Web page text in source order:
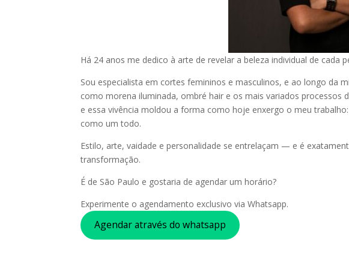
Há 24 anos me dedico à arte de revelar a beleza individual de cada
Sou especialista em cortes femininos e masculinos, e ao longo da
como morena iluminada, ombré hair e os mais variados processos
e essa vivência moldou a forma como hoje enxergo o meu
como um todo.
Estilo, arte, vaidade e personalidade se entrelaçam — e é
transformação.
É de São Paulo e gostaria de agendar um horário?
Experimente o agendamento exclusivo via Whatsapp.
Agendar através do whatsapp